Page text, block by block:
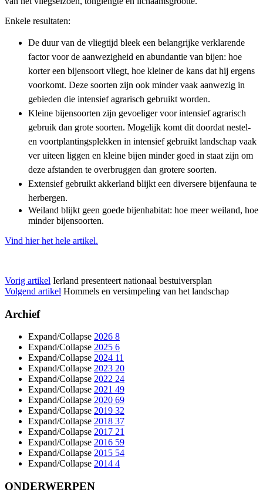
Enkele resultaten:
De duur van de vliegtijd bleek een belangrijke verklarende
factor voor de aanwezigheid en abundantie van bijen: hoe
korter een bijensoort vliegt, hoe kleiner de kans dat hij ergens
voorkomt. Deze soorten zijn ook minder vaak aanwezig in
gebieden die intensief agrarisch gebruikt worden.
Kleine bijensoorten zijn gevoeliger voor intensief agrarisch
gebruik dan grote soorten. Mogelijk komt dit doordat nestel-
en voortplantingsplekken in intensief gebruikt landschap vaak
ver uiteen liggen en kleine bijen minder goed in staat zijn om
deze afstanden te overbruggen dan grotere soorten.
Extensief gebruikt akkerland blijkt een diversere bijenfauna te
herbergen.
Weiland blijkt geen goede bijenhabitat: hoe meer weiland, hoe
minder bijensoorten.
Vind hier het hele artikel.
Vorig artikel Ierland presenteert nationaal bestuiversplan
Volgend artikel Hommels en versimpeling van het landschap
Archief
Expand/Collapse 2026 8
Expand/Collapse 2025 6
Expand/Collapse 2024 11
Expand/Collapse 2023 20
Expand/Collapse 2022 24
Expand/Collapse 2021 49
Expand/Collapse 2020 69
Expand/Collapse 2019 32
Expand/Collapse 2018 37
Expand/Collapse 2017 21
Expand/Collapse 2016 59
Expand/Collapse 2015 54
Expand/Collapse 2014 4
ONDERWERPEN